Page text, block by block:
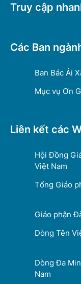
Truy cập
Các Ban
Ban Bác Ái
Mục vụ Ơn
Liên kết các
Hội Đồng
Việt Nam
Tổng Giáo
Giáo phận
Dòng Tên
Dòng Đa
Nam